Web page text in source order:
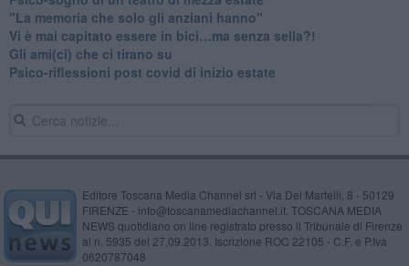
"La memoria che solo gli anziani hanno"
​Vi è mai capitato essere in bici…ma senza sella?!
​Gli ami(ci) che ci tirano su
Psico-riflessioni post covid di inizio estate
Editore Toscana Media Channel srl - Via Dei Martelli, 8 - 50129
FIRENZE - info@toscanamediachannel.it. TOSCANA MEDIA
NEWS quotidiano on line registrato presso il Tribunale di Firenze
al n. 5935 del 27.09.2013. Iscrizione ROC 22105 - C.F. e P.Iva
0620787048